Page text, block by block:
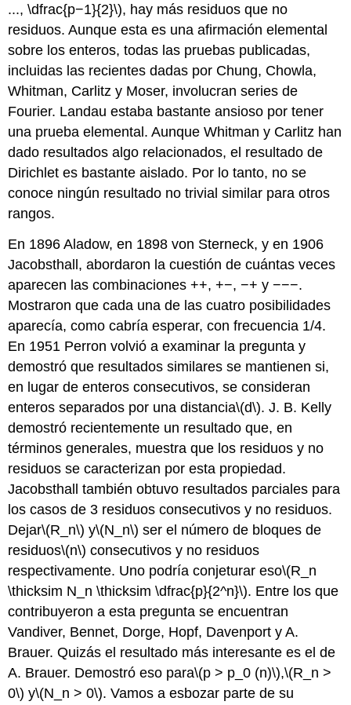
..., \dfrac{p−1}{2}\), hay más residuos que no
residuos. Aunque esta es una afirmación elemental
sobre los enteros, todas las pruebas publicadas,
incluidas las recientes dadas por Chung, Chowla,
Whitman, Carlitz y Moser, involucran series de
Fourier. Landau estaba bastante ansioso por tener
una prueba elemental. Aunque Whitman y Carlitz han
dado resultados algo relacionados, el resultado de
Dirichlet es bastante aislado. Por lo tanto, no se
conoce ningún resultado no trivial similar para otros
rangos.
En 1896 Aladow, en 1898 von Sterneck, y en 1906
Jacobsthall, abordaron la cuestión de cuántas veces
aparecen las combinaciones ++, +−, −+ y −−−.
Mostraron que cada una de las cuatro posibilidades
aparecía, como cabría esperar, con frecuencia 1/4.
En 1951 Perron volvió a examinar la pregunta y
demostró que resultados similares se mantienen si,
en lugar de enteros consecutivos, se consideran
enteros separados por una distancia\(d\). J. B. Kelly
demostró recientemente un resultado que, en
términos generales, muestra que los residuos y no
residuos se caracterizan por esta propiedad.
Jacobsthall también obtuvo resultados parciales para
los casos de 3 residuos consecutivos y no residuos.
Dejar\(R_n\) y\(N_n\) ser el número de bloques de
residuos\(n\) consecutivos y no residuos
respectivamente. Uno podría conjeturar eso\(R_n
\thicksim N_n \thicksim \dfrac{p}{2^n}\). Entre los que
contribuyeron a esta pregunta se encuentran
Vandiver, Bennet, Dorge, Hopf, Davenport y A.
Brauer. Quizás el resultado más interesante es el de
A. Brauer. Demostró eso para\(p > p_0 (n)\),\(R_n >
0\) y\(N_n > 0\). Vamos a esbozar parte de su